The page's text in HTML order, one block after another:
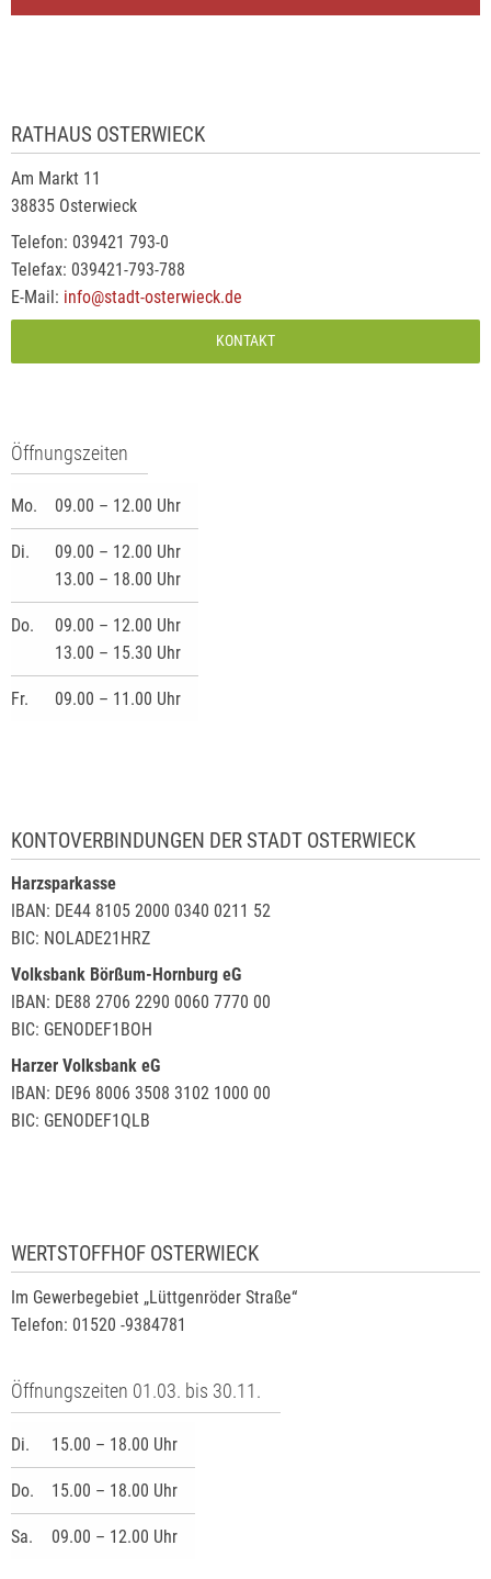
RATHAUS OSTERWIECK
Am Markt 11
38835 Osterwieck
Telefon: 039421 793-0
Telefax: 039421-793-788
E-Mail: info@stadt-osterwieck.de
KONTAKT
Öffnungszeiten
Mo. 09.00 – 12.00 Uhr
Di.
09.00 – 12.00 Uhr
13.00 – 18.00 Uhr
Do.
09.00 – 12.00 Uhr
13.00 – 15.30 Uhr
Fr. 09.00 – 11.00 Uhr
KONTOVERBINDUNGEN DER STADT OSTERWIECK
Harzsparkasse
IBAN: DE44 8105 2000 0340 0211 52
BIC: NOLADE21HRZ
Volksbank Börßum-Hornburg eG
IBAN: DE88 2706 2290 0060 7770 00
BIC: GENODEF1BOH
Harzer Volksbank eG
IBAN: DE96 8006 3508 3102 1000 00
BIC: GENODEF1QLB
WERTSTOFFHOF OSTERWIECK
Im Gewerbegebiet „Lüttgenröder Straße“
Telefon: 01520 -9384781
Öffnungszeiten 01.03. bis 30.11.
Di. 15.00 – 18.00 Uhr
Do. 15.00 – 18.00 Uhr
Sa. 09.00 – 12.00 Uhr